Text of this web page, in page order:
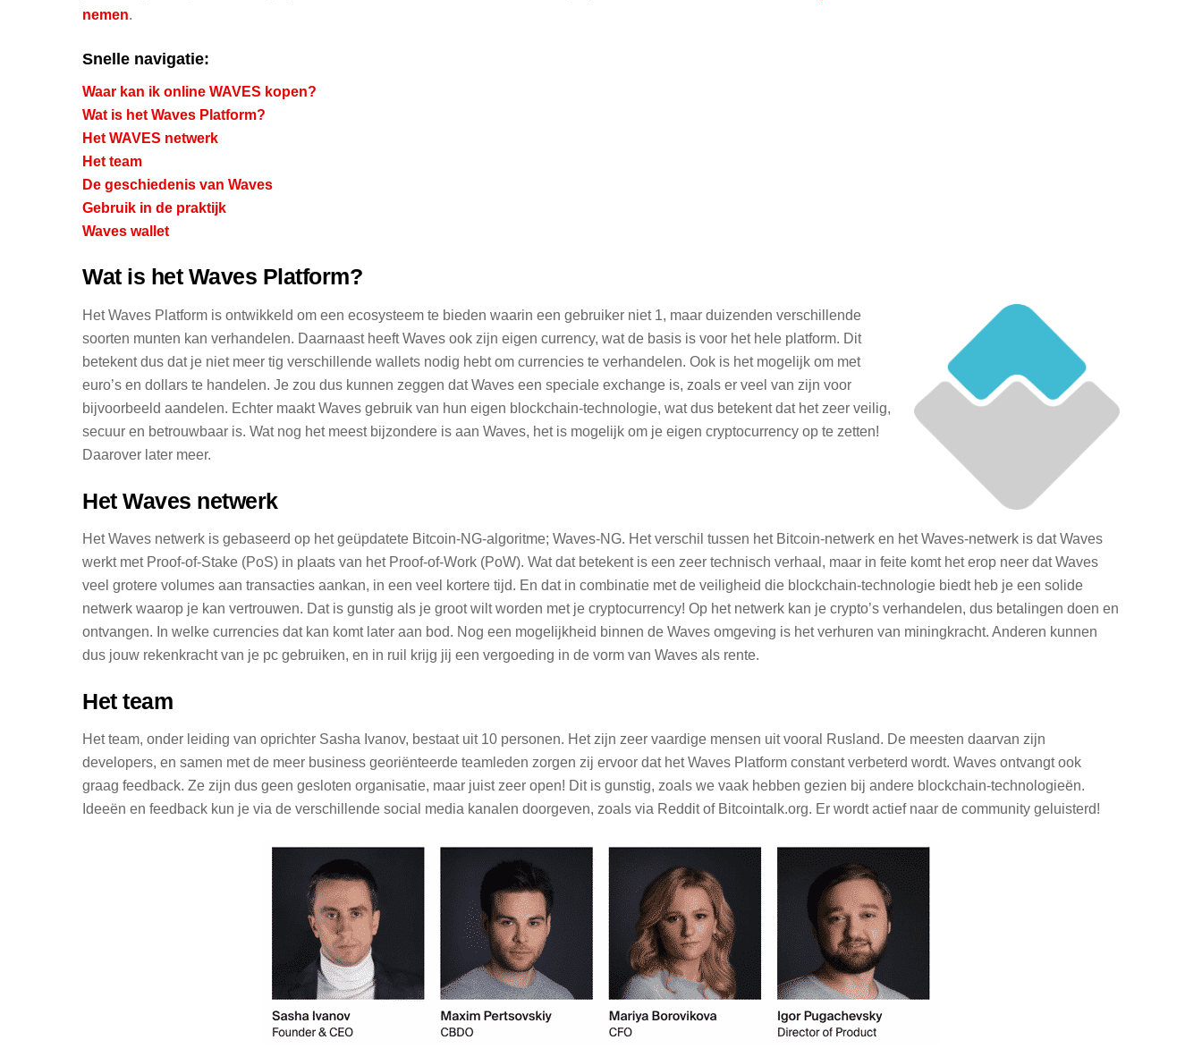
nemen.
Snelle navigatie:
Waar kan ik online WAVES kopen?
Wat is het Waves Platform?
Het WAVES netwerk
Het team
De geschiedenis van Waves
Gebruik in de praktijk
Waves wallet
Wat is het Waves Platform?
Het Waves Platform is ontwikkeld om een ecosysteem te bieden waarin een gebruiker niet 1, maar duizenden verschillende
soorten munten kan verhandelen. Daarnaast heeft Waves ook zijn eigen currency, wat de basis is voor het hele platform. Dit
betekent dus dat je niet meer tig verschillende wallets nodig hebt om currencies te verhandelen. Ook is het mogelijk om met
euro’s en dollars te handelen. Je zou dus kunnen zeggen dat Waves een speciale exchange is, zoals er veel van zijn voor
bijvoorbeeld aandelen. Echter maakt Waves gebruik van hun eigen blockchain-technologie, wat dus betekent dat het zeer veilig,
secuur en betrouwbaar is. Wat nog het meest bijzondere is aan Waves, het is mogelijk om je eigen cryptocurrency op te zetten!
Daarover later meer.
Het Waves netwerk
Het Waves netwerk is gebaseerd op het geüpdatete Bitcoin-NG-algoritme; Waves-NG. Het verschil tussen het Bitcoin-netwerk en het Waves-netwerk is dat Waves
werkt met Proof-of-Stake (PoS) in plaats van het Proof-of-Work (PoW). Wat dat betekent is een zeer technisch verhaal, maar in feite komt het erop neer dat Waves
veel grotere volumes aan transacties aankan, in een veel kortere tijd. En dat in combinatie met de veiligheid die blockchain-technologie biedt heb je een solide
netwerk waarop je kan vertrouwen. Dat is gunstig als je groot wilt worden met je cryptocurrency! Op het netwerk kan je crypto’s verhandelen, dus betalingen doen en
ontvangen. In welke currencies dat kan komt later aan bod. Nog een mogelijkheid binnen de Waves omgeving is het verhuren van miningkracht. Anderen kunnen
dus jouw rekenkracht van je pc gebruiken, en in ruil krijg jij een vergoeding in de vorm van Waves als rente.
Het team
Het team, onder leiding van oprichter Sasha Ivanov, bestaat uit 10 personen. Het zijn zeer vaardige mensen uit vooral Rusland. De meesten daarvan zijn
developers, en samen met de meer business georiënteerde teamleden zorgen zij ervoor dat het Waves Platform constant verbeterd wordt. Waves ontvangt ook
graag feedback. Ze zijn dus geen gesloten organisatie, maar juist zeer open! Dit is gunstig, zoals we vaak hebben gezien bij andere blockchain-technologieën.
Ideeën en feedback kun je via de verschillende social media kanalen doorgeven, zoals via Reddit of Bitcointalk.org. Er wordt actief naar de community geluisterd!